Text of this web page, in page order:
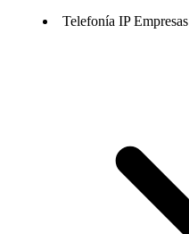
Telefonía IP Empresas